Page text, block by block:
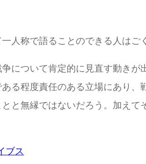
人称で語ることのできる人はご
について肯定的に見直す動き
る程度責任のある立場にあり
と無縁ではないだろう。加え
ブス